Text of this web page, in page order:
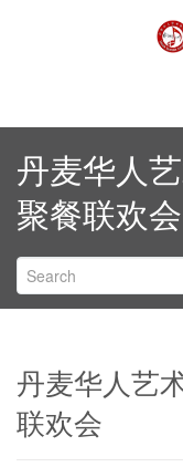
丹麦华人
聚餐联欢会
丹麦华人艺
联欢会